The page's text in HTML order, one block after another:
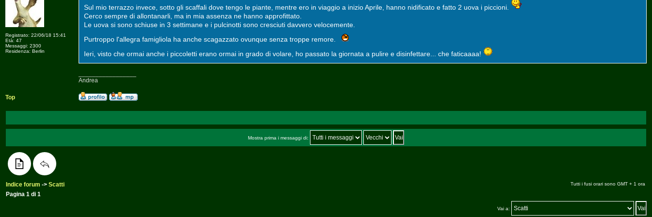
Registrato: 22/06/18 15:41
Età: 47
Messaggi: 2300
Residenza: Berlin
Sul mio terrazzo invece, sotto gli scaffali dove tengo le piante, mentre ero in viaggio a inizio Aprile, hanno nidificato e fatto 2 uova i piccioni.
Cerco sempre di allontanarli, ma in mia assenza ne hanno approfittato.
Le uova si sono schiuse in 3 settimane e i pulcinotti sono cresciuti davvero velocemente.
Purtroppo l'allegra famigliola ha anche scagazzato ovunque senza troppe remore.
Ieri, visto che ormai anche i piccoletti erano ormai in grado di volare, ho passato la giornata a pulire e disinfettare... che faticaaaa!
Andrea
Top
Mostra prima i messaggi di:
Indice forum -> Scatti Tutti i fusi orari sono GMT + 1 ora
Pagina 1 di 1
Vai a: